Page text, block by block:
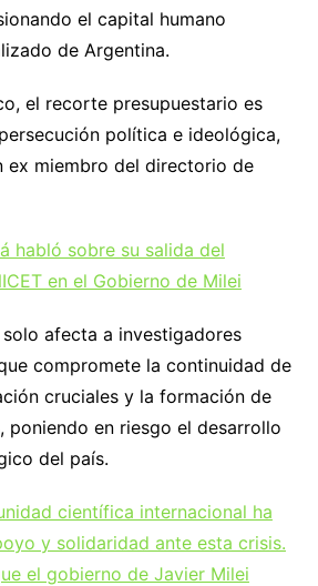
el capital humano
de Argentina.
el recorte presupuestario es
política e ideológica,
ex miembro del directorio de
habló sobre su salida del
en el Gobierno de Milei
afecta a investigadores
compromete la continuidad de
cruciales y la formación de
poniendo en riesgo el desarrollo
del país.
científica internacional ha
y solidaridad ante esta crisis.
el gobierno de Javier Milei